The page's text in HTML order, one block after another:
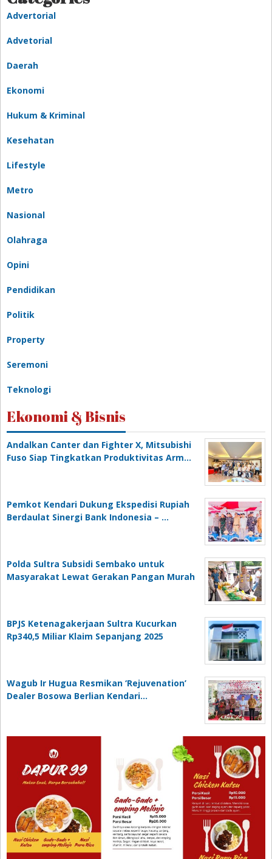
Advertorial
Advetorial
Daerah
Ekonomi
Hukum & Kriminal
Kesehatan
Lifestyle
Metro
Nasional
Olahraga
Opini
Pendidikan
Politik
Property
Seremoni
Teknologi
Ekonomi & Bisnis
Andalkan Canter dan Fighter X, Mitsubishi
Fuso Siap Tingkatkan Produktivitas Arm…
Pemkot Kendari Dukung Ekspedisi Rupiah
Berdaulat Sinergi Bank Indonesia – …
Polda Sultra Subsidi Sembako untuk
Masyarakat Lewat Gerakan Pangan Murah
BPJS Ketenagakerjaan Sultra Kucurkan
Rp340,5 Miliar Klaim Sepanjang 2025
Wagub Ir Hugua Resmikan ‘Rejuvenation’
Dealer Bosowa Berlian Kendari…